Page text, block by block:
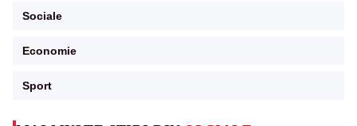
Sociale
Economie
Sport